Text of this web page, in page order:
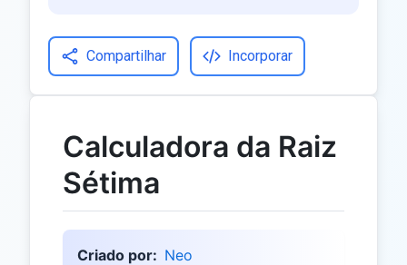
Compartilhar Incorporar
Calculadora da Raiz
Sétima
Criado por: Neo